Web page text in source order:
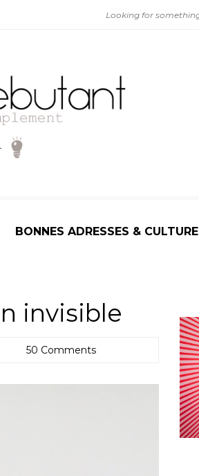
BONNES ADRESSES & CULTURE
invisible
50 Comments